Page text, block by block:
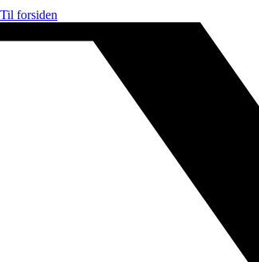
Til forsiden